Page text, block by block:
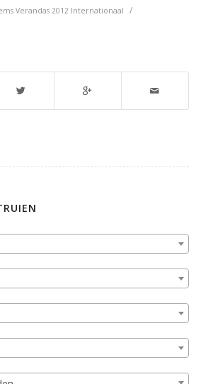
Verandas 2012 Internationaal /